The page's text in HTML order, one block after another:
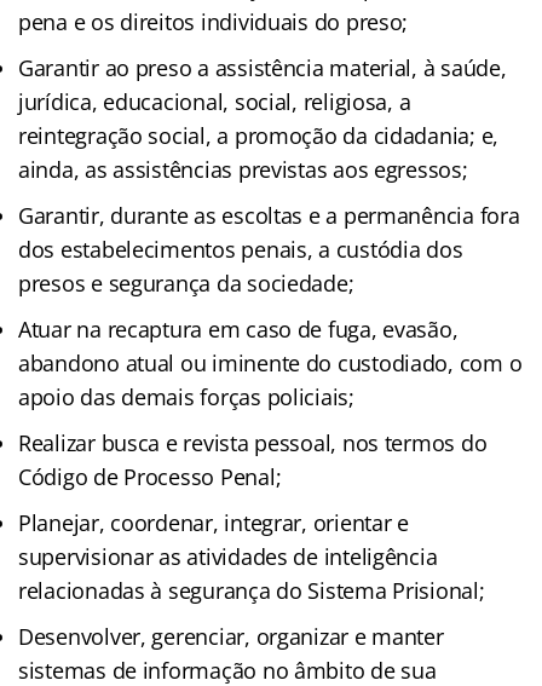
pena e os direitos individuais do preso;
Garantir ao preso a assistência material, à saúde,
jurídica, educacional, social, religiosa, a
reintegração social, a promoção da cidadania; e,
ainda, as assistências previstas aos egressos;
Garantir, durante as escoltas e a permanência fora
dos estabelecimentos penais, a custódia dos
presos e segurança da sociedade;
Atuar na recaptura em caso de fuga, evasão,
abandono atual ou iminente do custodiado, com o
apoio das demais forças policiais;
Realizar busca e revista pessoal, nos termos do
Código de Processo Penal;
Planejar, coordenar, integrar, orientar e
supervisionar as atividades de inteligência
relacionadas à segurança do Sistema Prisional;
Desenvolver, gerenciar, organizar e manter
sistemas de informação no âmbito de sua